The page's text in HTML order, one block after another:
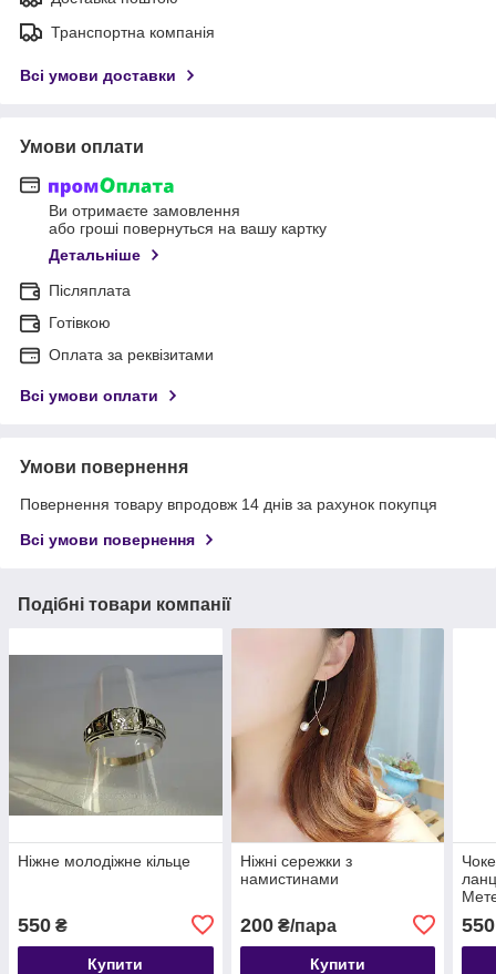
Транспортна компанія
Всі умови доставки
Умови оплати
Ви отримаєте замовлення
або гроші повернуться на вашу картку
Детальніше
Післяплата
Готівкою
Оплата за реквізитами
Всі умови оплати
Умови повернення
Повернення товару впродовж 14 днів за рахунок покупця
Всі умови повернення
Подібні товари компанії
Ніжне молодіжне кільце
550 ₴
Купити
Ніжні сережки з
намистинами
200₴/пара
Купити
550